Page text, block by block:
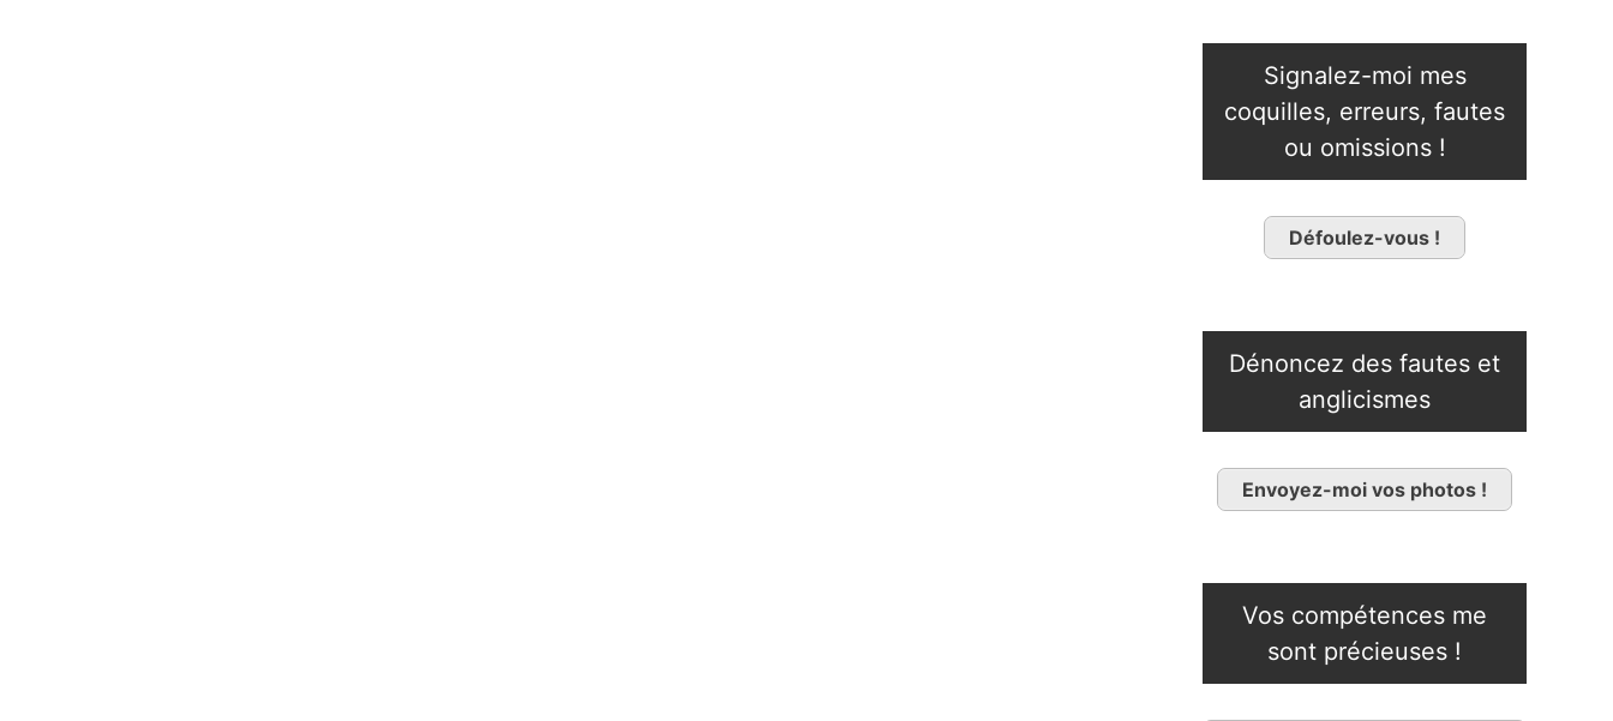
Signalez-moi mes
coquilles, erreurs, fautes
ou omissions !
Défoulez-vous !
Dénoncez des fautes et
anglicismes
Envoyez-moi vos photos !
Vos compétences me
sont précieuses !